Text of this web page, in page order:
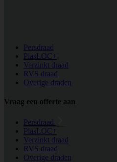
Persdraad
PlasLOC+
Verzinkt draad
RVS draad
Overige draden
Vraag een offerte aan
Persdraad
PlasLOC+
Verzinkt draad
RVS draad
Overige draden